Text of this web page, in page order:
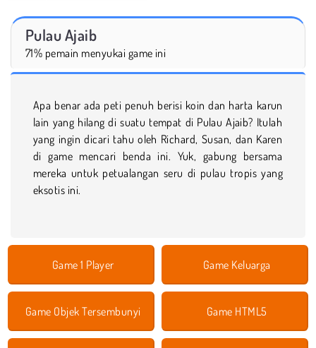
Pulau Ajaib
71% pemain menyukai game ini
Apa benar ada peti penuh berisi koin dan harta karun
lain yang hilang di suatu tempat di Pulau Ajaib? Itulah
yang ingin dicari tahu oleh Richard, Susan, dan Karen
di game mencari benda ini. Yuk, gabung bersama
mereka untuk petualangan seru di pulau tropis yang
eksotis ini.
Game 1 Player Game Keluarga
Game Objek Tersembunyi Game HTML5